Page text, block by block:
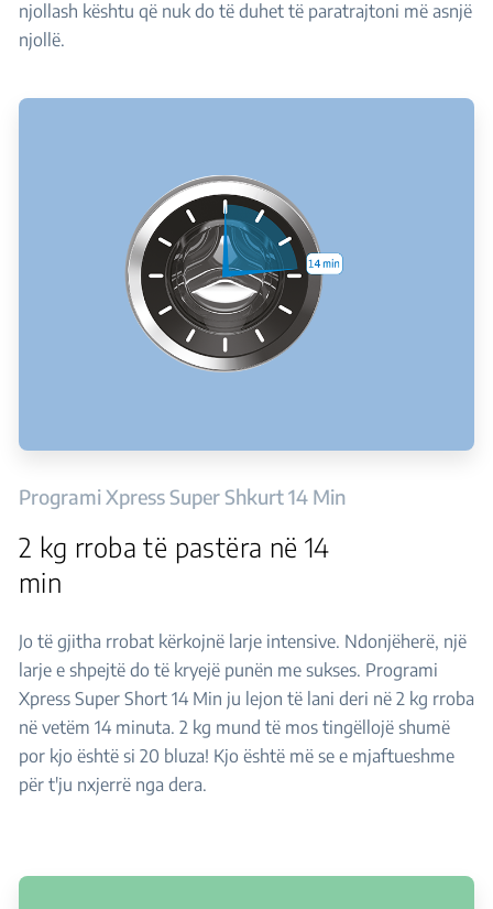
njollash kështu që nuk do të duhet të paratrajtoni më asnjë
njollë.
Programi Xpress Super Shkurt 14 Min
2 kg rroba të pastëra në 14
min
Jo të gjitha rrobat kërkojnë larje intensive. Ndonjëherë, një
larje e shpejtë do të kryejë punën me sukses. Programi
Xpress Super Short 14 Min ju lejon të lani deri në 2 kg rroba
në vetëm 14 minuta. 2 kg mund të mos tingëllojë shumë
por kjo është si 20 bluza! Kjo është më se e mjaftueshme
për t'ju nxjerrë nga dera.